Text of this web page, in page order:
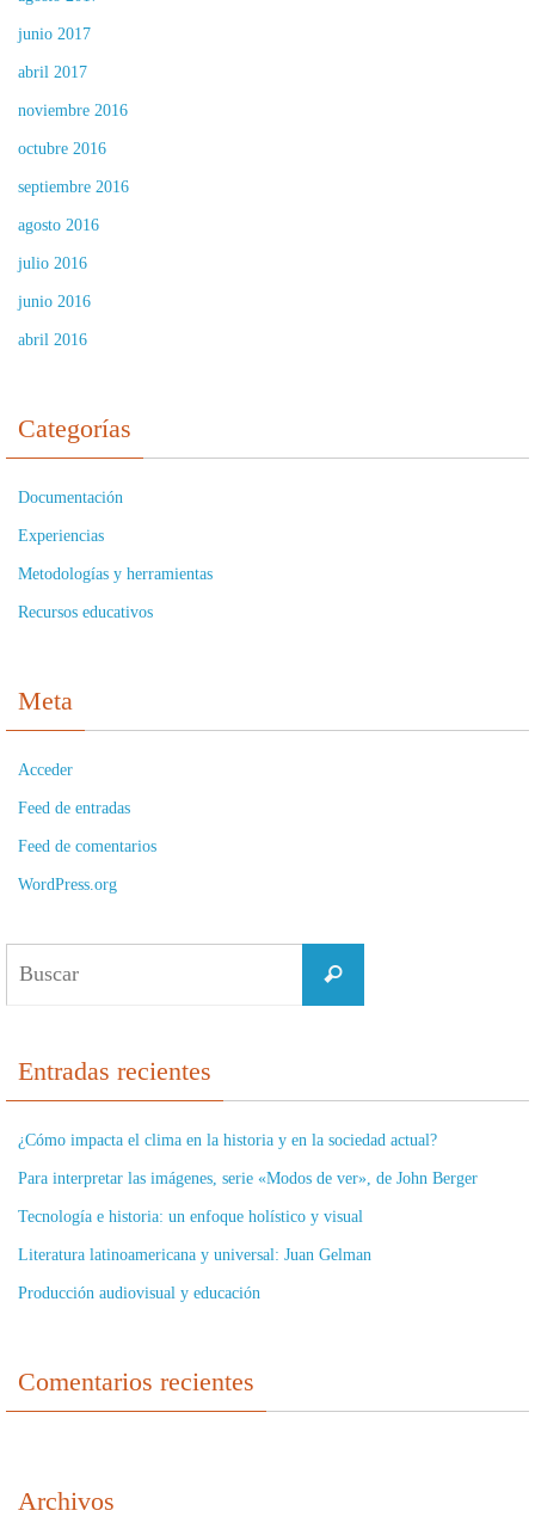
junio 2017
abril 2017
noviembre 2016
octubre 2016
septiembre 2016
agosto 2016
julio 2016
junio 2016
abril 2016
Categorías
Documentación
Experiencias
Metodologías y herramientas
Recursos educativos
Meta
Acceder
Feed de entradas
Feed de comentarios
WordPress.org
Buscar
Entradas recientes
¿Cómo impacta el clima en la historia y en la sociedad actual?
Para interpretar las imágenes, serie «Modos de ver», de John Berger
Tecnología e historia: un enfoque holístico y visual
Literatura latinoamericana y universal: Juan Gelman
Producción audiovisual y educación
Comentarios recientes
Archivos